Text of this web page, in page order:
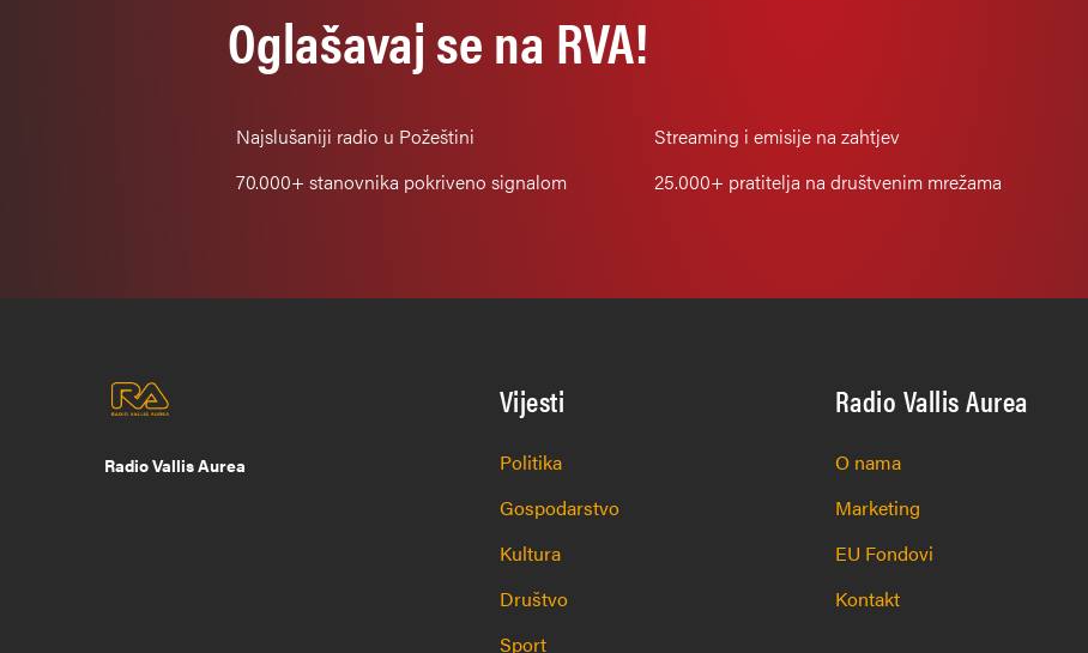
Oglašavaj se na RVA!
Najslušaniji radio u Požeštini
Streaming i emisije na zahtjev
70.000+ stanovnika pokriveno signalom 25.000+ pratitelja na društvenim mrežama
Radio Vallis Aurea
Vijesti
Politika
Gospodarstvo
Kultura
Društvo
Sport
Radio Vallis Aurea
O nama
Marketing
EU Fondovi
Kontakt